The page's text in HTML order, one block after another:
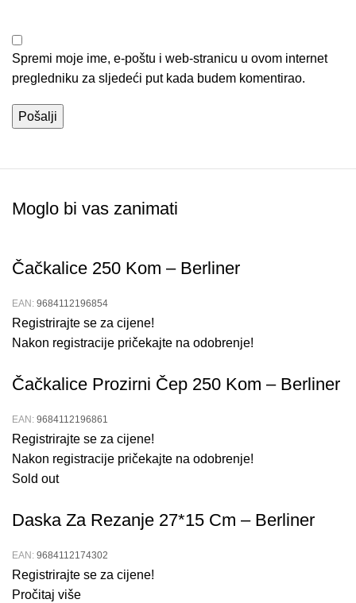
Spremi moje ime, e-poštu i web-stranicu u ovom internet
pregledniku za sljedeći put kada budem komentirao.
Moglo bi vas zanimati
Čačkalice 250 Kom – Berliner
EAN: 9684112196854
Registrirajte se za cijene!
Nakon registracije pričekajte na odobrenje!
Čačkalice Prozirni Čep 250 Kom – Berliner
EAN: 9684112196861
Registrirajte se za cijene!
Nakon registracije pričekajte na odobrenje!
Sold out
Daska Za Rezanje 27*15 Cm – Berliner
EAN: 9684112174302
Registrirajte se za cijene!
Pročitaj više